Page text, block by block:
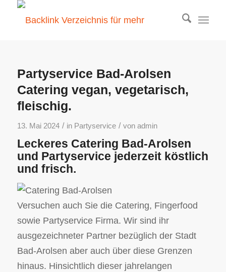
Partyservice Bad-Arolsen
Catering vegan, vegetarisch,
fleischig.
13. Mai 2024 / in Partyservice / von admin
Leckeres Catering Bad-Arolsen
und Partyservice jederzeit köstlich
und frisch.
Versuchen auch Sie die Catering, Fingerfood
sowie Partyservice Firma. Wir sind ihr
ausgezeichneter Partner bezüglich der Stadt
Bad-Arolsen aber auch über diese Grenzen
hinaus. Hinsichtlich dieser jahrelangen